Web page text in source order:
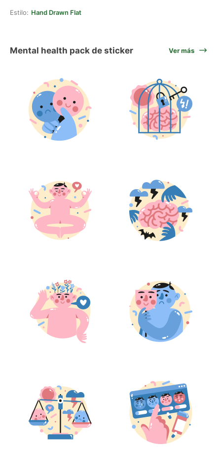
Estilo: Hand Drawn Flat
Mental health pack de sticker Ver más